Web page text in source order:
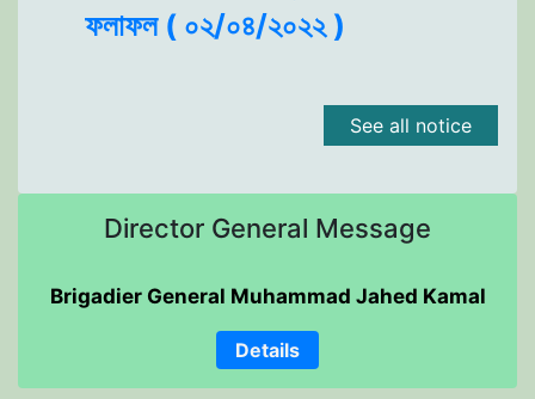
ফলাফল ( ০২/০৪/২০২২ )
See all notice
Director General Message
Brigadier General Muhammad Jahed Kamal
Details